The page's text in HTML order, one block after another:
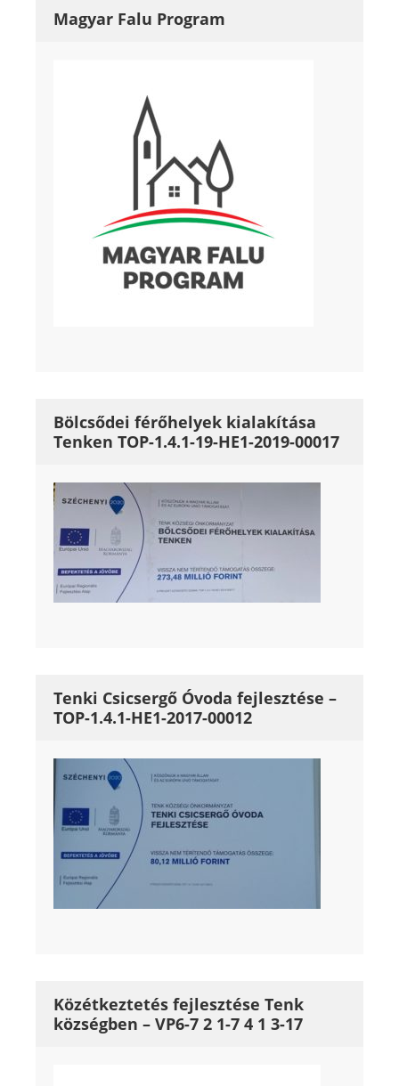
Magyar Falu Program
Bölcsődei férőhelyek kialakítása
Tenken TOP-1.4.1-19-HE1-2019-00017
Tenki Csicsergő Óvoda fejlesztése –
TOP-1.4.1-HE1-2017-00012
Közétkeztetés fejlesztése Tenk
községben – VP6-7 2 1-7 4 1 3-17